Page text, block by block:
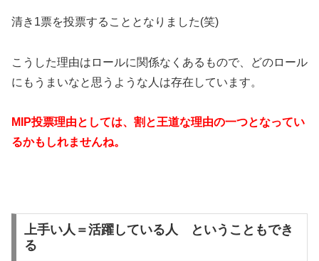
清き1票を投票することとなりました(笑)
こうした理由はロールに関係なくあるもので、どのロール
にもうまいなと思うような人は存在しています。
MIP投票理由としては、割と王道な理由の一つとなってい
るかもしれませんね。
上手い人＝活躍している人 ということもでき
る